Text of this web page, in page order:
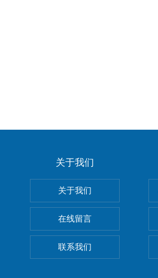
关于我们
关于我们
在线留言
联系我们